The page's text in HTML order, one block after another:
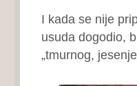
I kada se nije
usuda dogodio,
„tmurnog,